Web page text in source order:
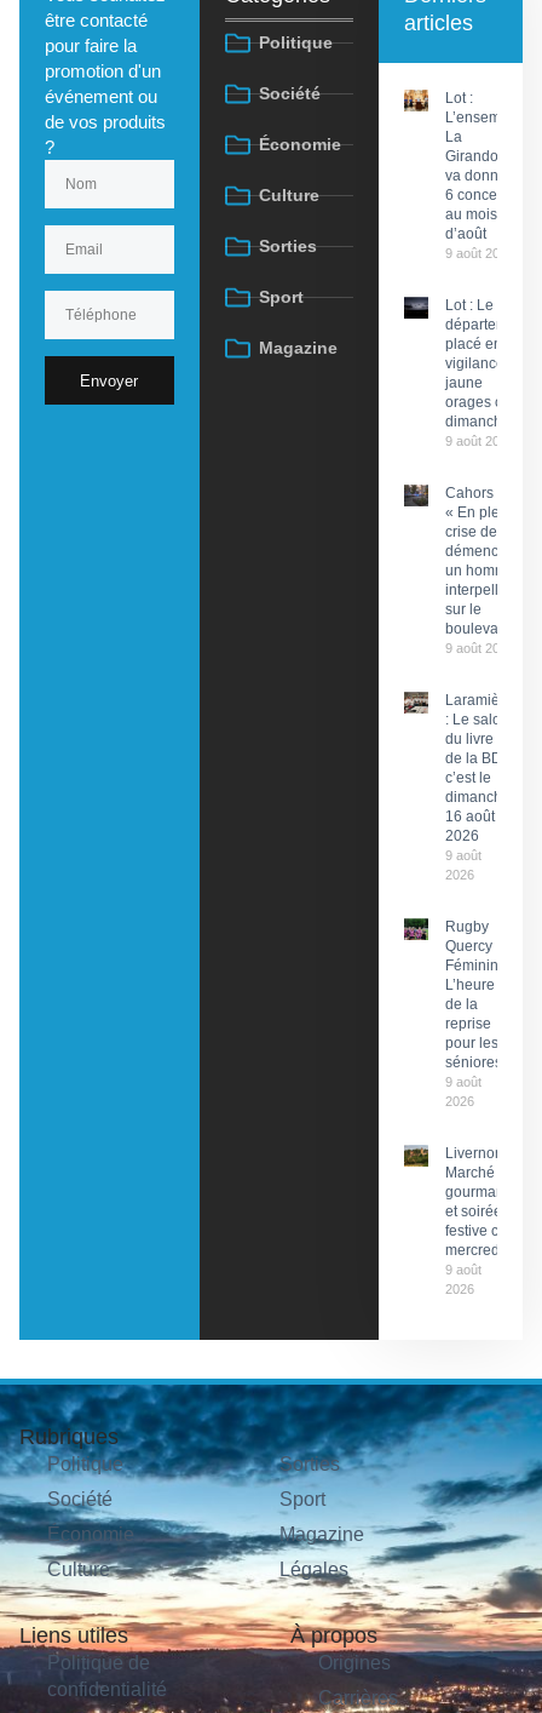
être contacté
pour faire la
promotion d'un
événement ou
de vos produits
?
Envoyer
Politique
Société
Économie
Culture
Sorties
Sport
Magazine
articles
Lot :
L’ensemble
La
Girandola
va donner
6 concerts
au mois
d’août
9 août 2026
Lot : Le
département
placé en
vigilance
jaune
orages ce
dimanche
9 août 2026
Cahors :
« En pleine
crise de
démence »,
un homme
interpellé
sur le
boulevard
9 août 2026
Laramière
: Le salon
du livre et
de la BD,
c’est le
dimanche
16 août
2026
9 août
2026
Rugby
Quercy
Féminin :
L’heure
de la
reprise
pour les
séniores
9 août
2026
Livernon :
Marché
gourmand
et soirée
festive ce
mercredi
9 août
2026
Rubriques
Politique
Société
Économie
Culture
Sorties
Sport
Magazine
Légales
Liens utiles
Politique de
confidentialité
À propos
Origines
Carrières